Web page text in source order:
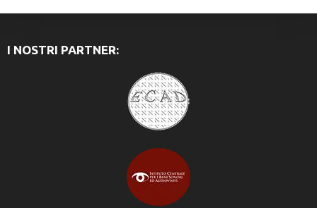
I NOSTRI PARTNER: